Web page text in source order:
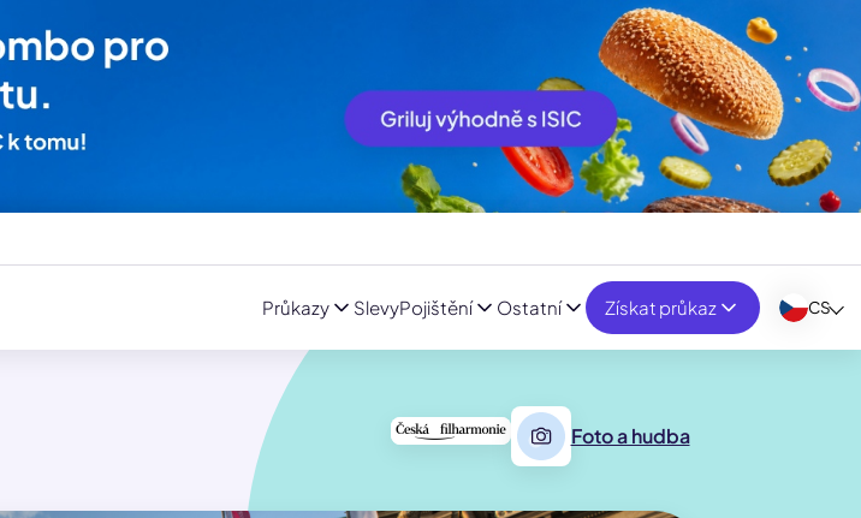
Průkazy SlevyPojištění Získat průkaz
Ostatní CS
Foto a hudba